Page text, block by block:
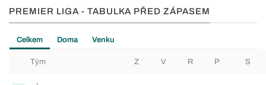
PREMIER LIGA - TABULKA PŘED ZÁPASEM
Celkem Doma Venku
Tým Z V R P S